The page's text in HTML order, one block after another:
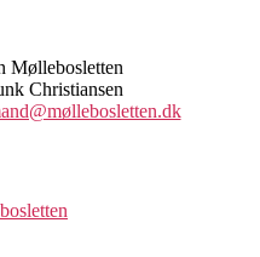
Møllebosletten
Christiansen